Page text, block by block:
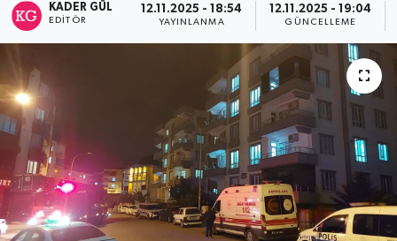
KADER GÜL
EDITÖR
12.11.2025 - 18:54
YAYINLANMA
12.11.2025 - 19:04
GÜNCELLEME
Haber Arşivi